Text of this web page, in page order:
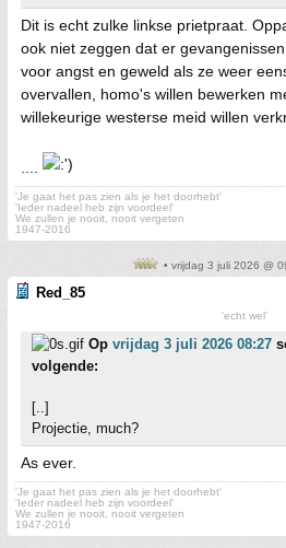
Dit is echt zulke linkse prietpraat.
ook niet zeggen dat er
voor angst en geweld als ze weer
overvallen, homo's willen bewerken
willekeurige westerse meid willen
'Je gaat het pas zien als je het doorhebt'
'Ieder nadeel heb zijn voordeel'
We zullen je nooit, nooit vergeten
1947-2016
• vrijdag 3 juli 2026 @
Red_85
'echt wel'
Op vrijdag 3 juli 2026 08:27
volgende:
[..]
Projectie, much?
As ever.
'Je gaat het pas zien als je het doorhebt'
'Ieder nadeel heb zijn voordeel'
We zullen je nooit, nooit vergeten
1947-2016